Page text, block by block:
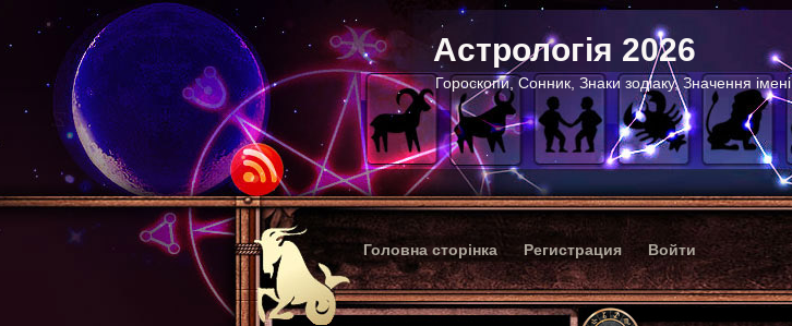
Астрологія 2026
Гороскопи, Сонник, Знаки зодіаку, Значення імені
Головна сторінка Регистрация Войти